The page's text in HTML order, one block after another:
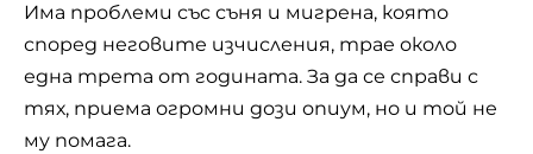
Има проблеми със съня и мигрена, която
според неговите изчисления, трае около
една трета от годината. За да се справи с
тях, приема огромни дози опиум, но и той не
му помага.